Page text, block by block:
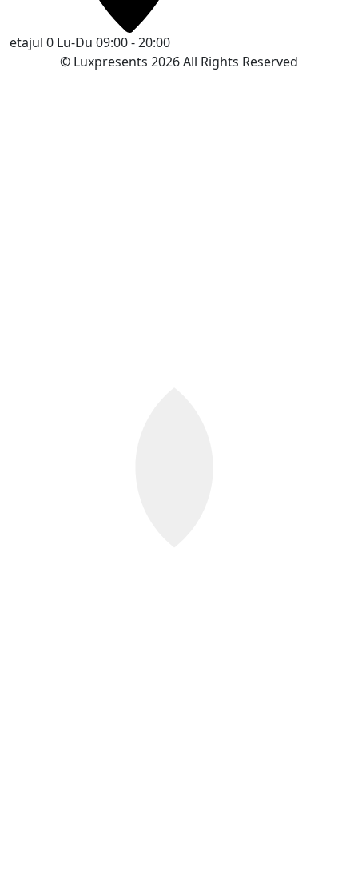
etajul 0 Lu-Du 09:00 - 20:00
© Luxpresents 2026 All Rights Reserved